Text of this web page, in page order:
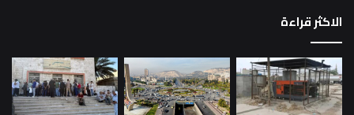
الاكثر قراءة